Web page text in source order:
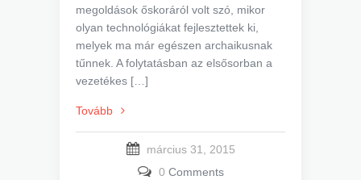
megoldások őskoráról volt szó, mikor
olyan technológiákat fejlesztettek ki,
melyek ma már egészen archaikusnak
tűnnek. A folytatásban az elsősorban a
vezetékes […]
Tovább
március 31, 2015
0 Comments